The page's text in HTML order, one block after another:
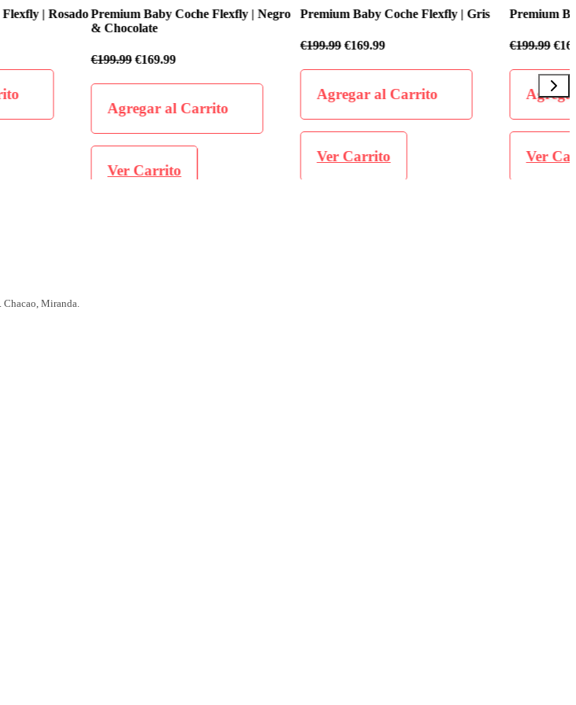
Coche Flexfly | Negro
Premium Baby Coche Flexfly | Gris Premium Baby Coche Flexfly | Negro
€199.99
Agregar al Carrito
Ver Carrito